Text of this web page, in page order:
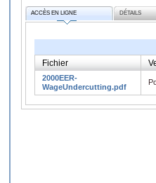
ACCÈS EN LIGNE DÉTAILS
Fichier
2000EER-
WageUndercutting.pdf